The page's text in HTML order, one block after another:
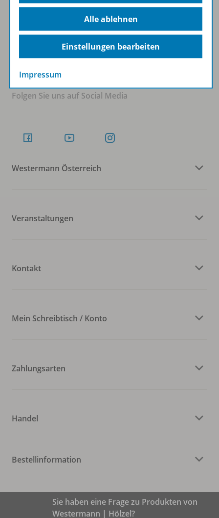
Zum Newsletter anmelden
Folgen Sie uns auf Social Media
Westermann Österreich
Veranstaltungen
Kontakt
Mein Schreibtisch / Konto
Zahlungsarten
Handel
Bestellinformation
Sie haben eine Frage zu Produkten von
Westermann | Hölzel?
Alle ablehnen
Einstellungen bearbeiten
Impressum